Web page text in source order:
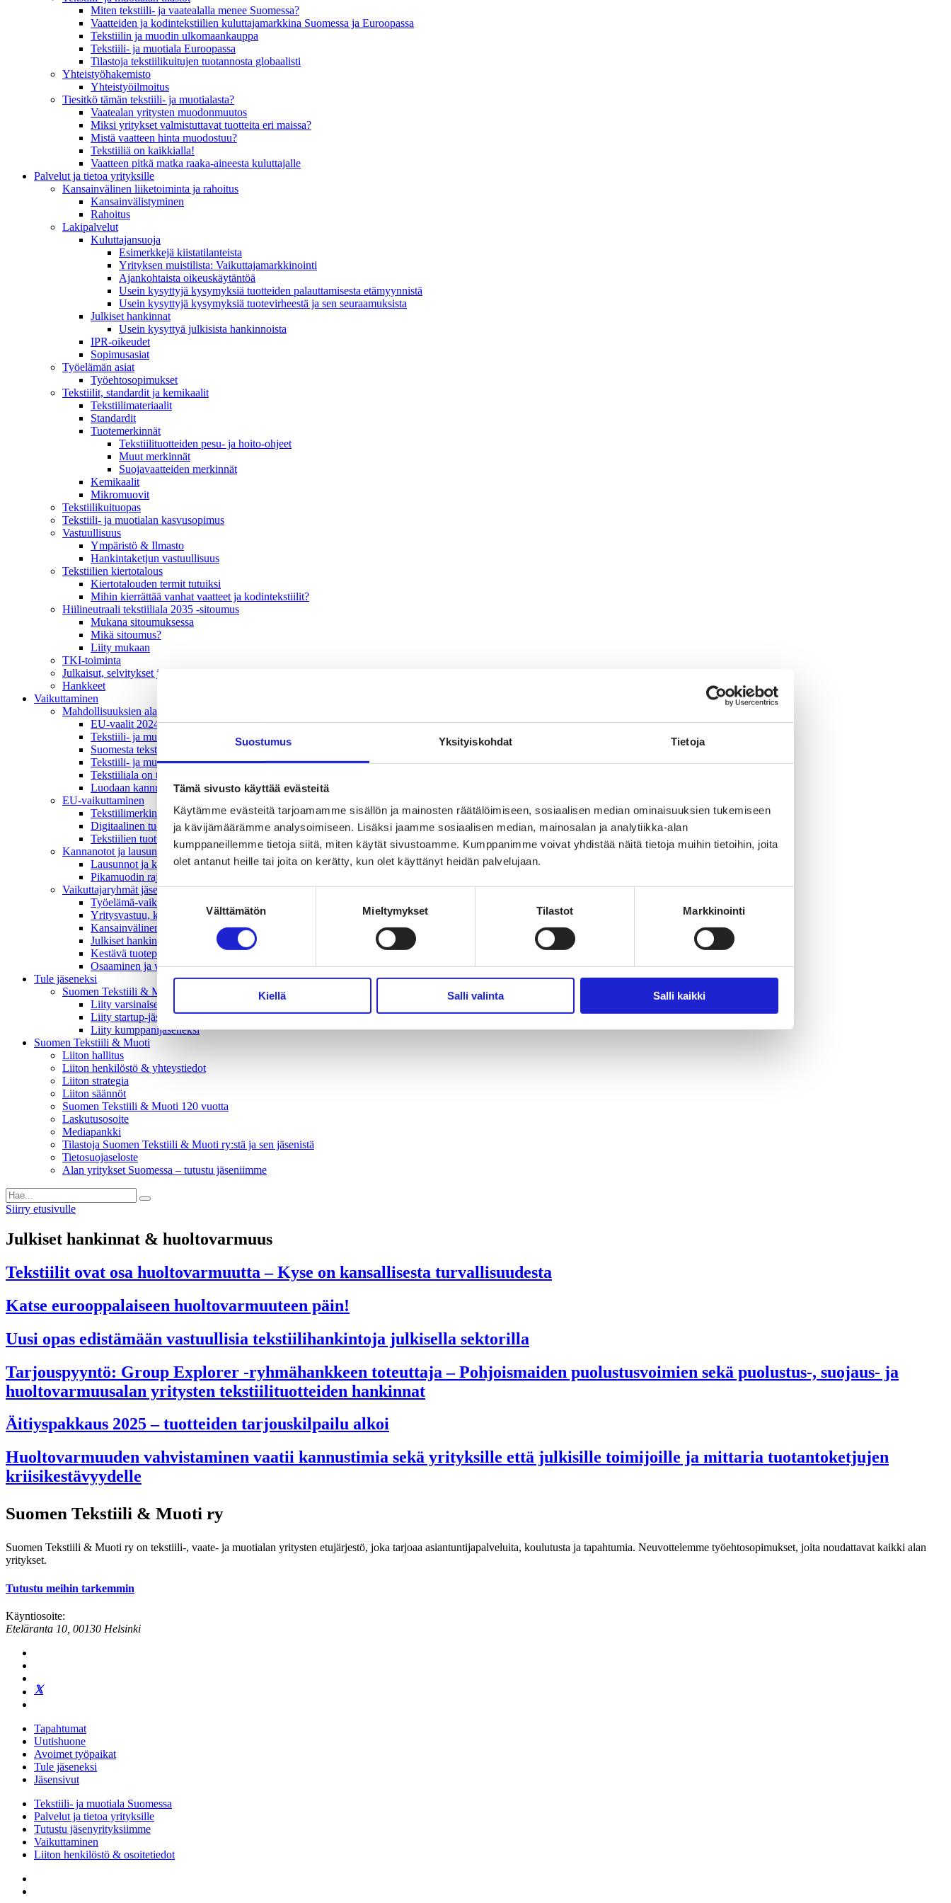
Suostumus Yksityiskohdat Tietoja
Tämä sivusto käyttää evästeitä
Käytämme evästeitä tarjoamamme sisällön ja mainosten räätälöimiseen, sosiaalisen median ominaisuuksien tukemiseen
ja kävijämäärämme analysoimiseen. Lisäksi jaamme sosiaalisen median, mainosalan ja analytiikka-alan
kumppaneillemme tietoja siitä, miten käytät sivustoamme. Kumppanimme voivat yhdistää näitä tietoja muihin tietoihin, joita
olet antanut heille tai joita on kerätty, kun olet käyttänyt heidän palvelujaan.
Suostumuksen
valinta
Välttämätön Mieltymykset Tilastot Markkinointi
Kiellä Salli valinta Salli kaikki
Miten tekstiili- ja vaatealalla menee Suomessa?
Vaatteiden ja kodintekstiilien kuluttajamarkkina Suomessa ja Euroopassa
Tekstiilin ja muodin ulkomaankauppa
Tekstiili- ja muotiala Euroopassa
Tilastoja tekstiilikuitujen tuotannosta globaalisti
Yhteistyö­hakemisto
Yhteistyöilmoitus
Tiesitkö tämän tekstiili- ja muotialasta?
Vaatealan yritysten muodonmuutos
Miksi yritykset valmistuttavat tuotteita eri maissa?
Mistä vaatteen hinta muodostuu?
Tekstiiliä on kaikkialla!
Vaatteen pitkä matka raaka-aineesta kuluttajalle
Palvelut ja tietoa yrityksille
Kansainvälinen liiketoiminta ja rahoitus
Kansain­välistyminen
Rahoitus
Lakipalvelut
Kuluttajansuoja
Esimerkkejä kiistatilanteista
Yrityksen muistilista: Vaikuttaja­markkinointi
Ajankohtaista oikeuskäytäntöä
Usein kysyttyjä kysymyksiä tuotteiden palauttamisesta etämyynnistä
Usein kysyttyjä kysymyksiä tuotevirheestä ja sen seuraamuksista
Julkiset hankinnat
Usein kysyttyä julkisista hankinnoista
IPR-oikeudet
Sopimusasiat
Työelämän asiat
Työehto­sopimukset
Tekstiilit, standardit ja kemikaalit
Tekstiilimateriaalit
Standardit
Tuotemerkinnät
Tekstiilituotteiden pesu- ja hoito-ohjeet
Muut merkinnät
Suojavaatteiden merkinnät
Kemikaalit
Mikromuovit
Tekstiilikuitu­opas
Tekstiili- ja muotialan kasvusopimus
Vastuullisuus
Ympäristö & Ilmasto
Hankintaketjun vastuullisuus
Tekstiilien kiertotalous
Kiertotalouden termit tutuiksi
Mihin kierrättää vanhat vaatteet ja kodintekstiilit?
Hiilineutraali tekstiiliala 2035 -sitoumus
Mukana sitoumuksessa
Mikä sitoumus?
Liity mukaan
TKI-toiminta
Julkaisut, selvitykset ja raportit
Hankkeet
Vaikuttaminen
Mahdollisuuksien ala – lue vaikuttamis­viestimme
EU-vaalit 2024: Reilut pelisäännöt turvaavat elinvoimaisen tekstiili- ja muotialan Suomessa ja Euroopassa
Tekstiili- ja muotialasta viennin uusi kärki
Suomesta tekstiilialan kiertotalouden & vastuullisuuden suunnannäyttäjä
Tekstiili- ja muotiala tarvitsee monipuolista osaamista
Tekstiiliala on tärkeä osa Suomen huoltovarmuutta
Luodaan kannusteet kuluttajan vihreään siirtymään
EU-vaikuttaminen
Tekstiilimerkintäuudistus (TLR)
Digitaalinen tuotepassi
Tekstiilien tuottajavastuu (EPR)
Kannanotot ja lausunnot
Lausunnot ja kantapaperit
Pikamuodin rajoittaminen
Vaikuttajaryhmät jäsenyrityksille
Työelämä-vaikuttajaryhmä
Yritysvastuu, kiertotalous ja toimivat markkinat -vaikuttajaryhmä
Kansainvälinen liiketoiminta ja rahoitus -vaikuttajaryhmä
Julkiset hankinnat ja huoltovarmuus -vaikuttajaryhmä
Kestävä tuotepolitiikka​ -vaikuttajaryhmä
Osaaminen ja vetovoima -vaikuttajaryhmä
Tule jäseneksi
Suomen Tekstiili & Muodin jäsenyysmuodot
Liity varsinaiseksi jäseneksi
Liity startup-jäseneksi
Liity kumppani­jäseneksi
Suomen Tekstiili & Muoti
Liiton hallitus
Liiton henkilöstö & yhteystiedot
Liiton strategia
Liiton säännöt
Suomen Tekstiili & Muoti 120 vuotta
Laskutusosoite
Mediapankki
Tilastoja Suomen Tekstiili & Muoti ry:stä ja sen jäsenistä
Tietosuojaseloste
Alan yritykset Suomessa – tutustu jäseniimme
Siirry etusivulle
Julkiset hankinnat & huoltovarmuus
Tekstiilit ovat osa huoltovarmuutta – Kyse on kansallisesta turvallisuudesta
Katse eurooppalaiseen huoltovarmuuteen päin!
Uusi opas edistämään vastuullisia tekstiilihankintoja julkisella sektorilla
Tarjouspyyntö: Group Explorer -ryhmähankkeen toteuttaja – Pohjoismaiden puolustusvoimien sekä puolustus-, suojaus- ja
huoltovarmuusalan yritysten tekstiilituotteiden hankinnat
Äitiyspakkaus 2025 – tuotteiden tarjouskilpailu alkoi
Huoltovarmuuden vahvistaminen vaatii kannustimia sekä yrityksille että julkisille toimijoille ja mittaria tuotantoketjujen
kriisikestävyydelle
Suomen Tekstiili & Muoti ry
Suomen Tekstiili & Muoti ry on tekstiili-, vaate- ja muotialan yritysten etujärjestö, joka tarjoaa asiantuntijapalveluita, koulutusta ja tapahtumia. Neuvottelemme työehtosopimukset, joita noudattavat kaikki alan
yritykset.
Tutustu meihin tarkemmin
Käyntiosoite:
Eteläranta 10, 00130 Helsinki
Tapahtumat
Uutishuone
Avoimet työpaikat
Tule jäseneksi
Jäsensivut
Tekstiili- ja muotiala Suomessa
Palvelut ja tietoa yrityksille
Tutustu jäsenyrityksiimme
Vaikuttaminen
Liiton henkilöstö & osoitetiedot